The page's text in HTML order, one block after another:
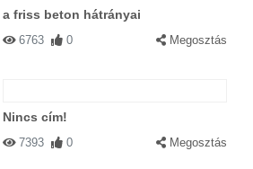
a friss beton hátrányai
6763 0 Megosztás
Nincs cím!
7393 0 Megosztás